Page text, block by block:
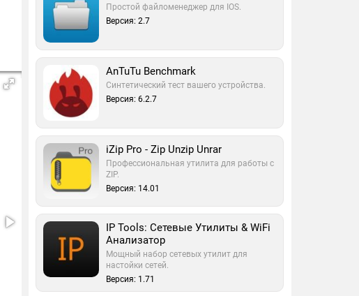
Простой файломенеджер для IOS.
Версия: 2.7
AnTuTu Benchmark
Синтетический тест вашего устройства.
Версия: 6.2.7
iZip Pro - Zip Unzip Unrar
Профессиональная утилита для работы с
ZIP.
Версия: 14.01
IP Tools: Сетевые Утилиты & WiFi
Анализатор
Мощный набор сетевых утилит для
настойки сетей.
Версия: 1.71